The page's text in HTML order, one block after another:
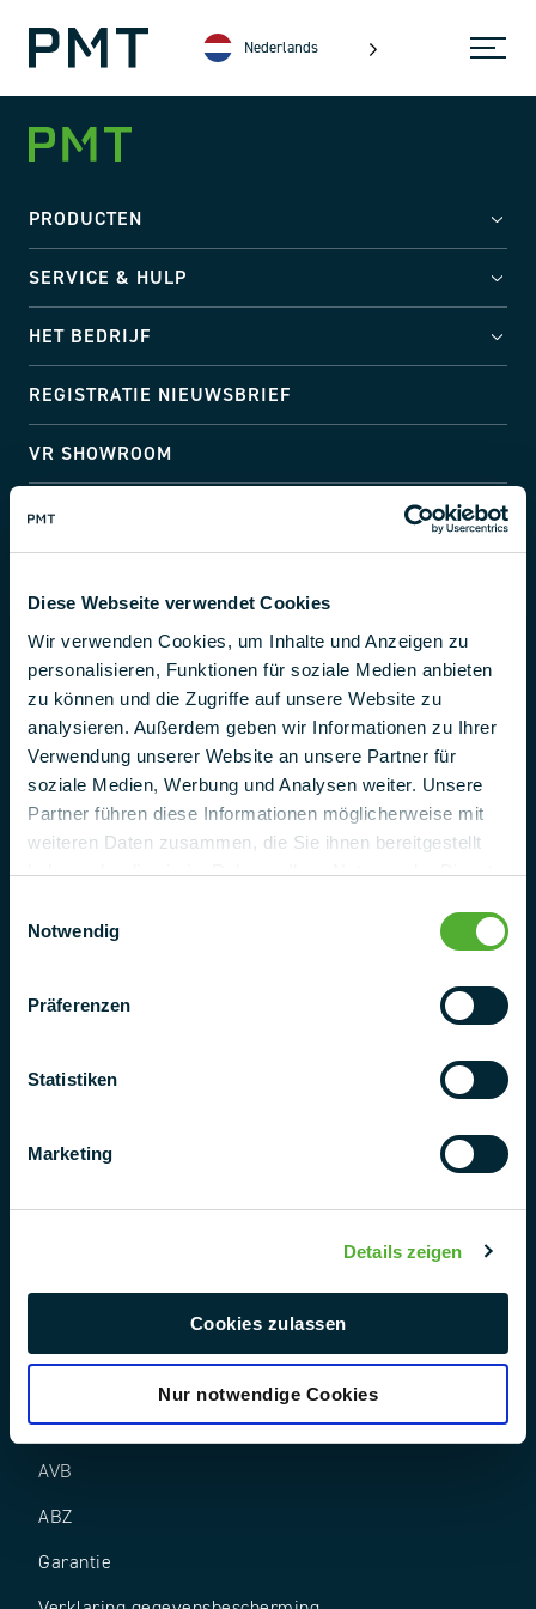
Diese Webseite verwendet Cookies
Wir verwenden Cookies, um Inhalte und Anzeigen zu
personalisieren, Funktionen für soziale Medien anbieten
zu können und die Zugriffe auf unsere Website zu
analysieren. Außerdem geben wir Informationen zu Ihrer
Verwendung unserer Website an unsere Partner für
soziale Medien, Werbung und Analysen weiter. Unsere
Partner führen diese Informationen möglicherweise mit
weiteren Daten zusammen, die Sie ihnen bereitgestellt
haben oder die sie im Rahmen Ihrer Nutzung der Dienste
Notwendig
Präferenzen
Statistiken
Marketing
Details zeigen
Cookies zulassen
Nur notwendige Cookies
Nederlands
Duitsland
Telefoon
+ 49 (0) 9225 95500
e-mail
project@pmt.solutions
Neem contact met ons op
PRODUCTEN
SERVICE & HULP
HET BEDRIJF
REGISTRATIE NIEUWSBRIEF
VR SHOWROOM
AEB
AVB
ABZ
Garantie
Volg ons